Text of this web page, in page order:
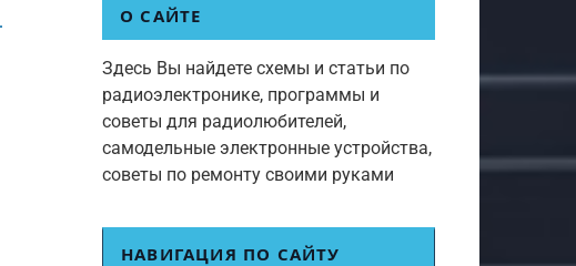
О САЙТЕ
Здесь Вы найдете схемы и статьи по
радиоэлектронике, программы и
советы для радиолюбителей,
самодельные электронные устройства,
советы по ремонту своими руками
НАВИГАЦИЯ ПО САЙТУ